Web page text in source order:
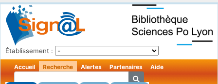
Établissement :
Accueil Recherche Alertes Partenaires Aide